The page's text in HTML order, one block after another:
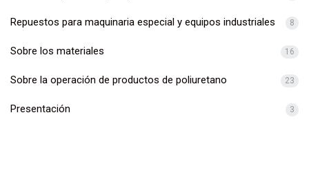
Repuestos para maquinaria especial y equipos industriales 8
Sobre los materiales 16
Sobre la operación de productos de poliuretano 23
Presentación 3